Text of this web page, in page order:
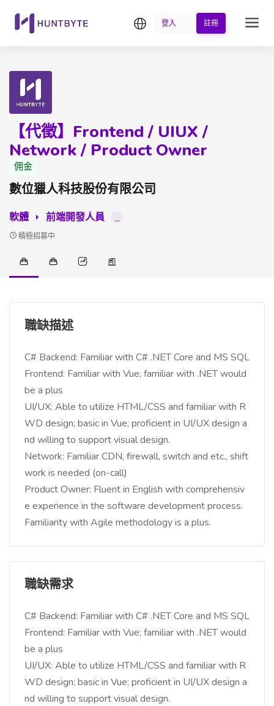
繁中登入 註冊
【代徵】Frontend / UIUX /
Network / Product Owner
佣金
數位獵人科技股份有限公司
軟體 前端開發人員 ...
積極招募中
職缺描述
C# Backend: Familiar with C# .NET Core and MS SQL
Frontend: Familiar with Vue; familiar with .NET would
be a plus
UI/UX: Able to utilize HTML/CSS and familiar with R
WD design; basic in Vue; proficient in UI/UX design a
nd willing to support visual design.
Network: Familiar CDN, firewall, switch and etc., shift
work is needed (on-call)
Product Owner: Fluent in English with comprehensiv
e experience in the software development process.
Familiarity with Agile methodology is a plus.
職缺需求
C# Backend: Familiar with C# .NET Core and MS SQL
Frontend: Familiar with Vue; familiar with .NET would
be a plus
UI/UX: Able to utilize HTML/CSS and familiar with R
WD design; basic in Vue; proficient in UI/UX design a
nd willing to support visual design.